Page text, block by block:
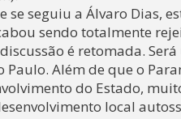
se seguiu a Álvaro
sendo totalmente
é retomada.
Paulo. Além de que o
do Estado,
local